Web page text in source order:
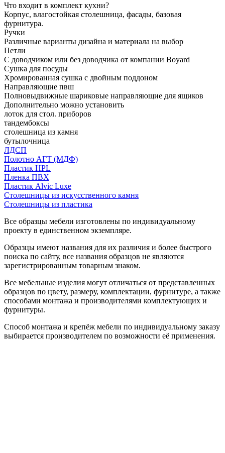
Что входит в комплект кухни?
Корпус, влагостойкая столешница, фасады, базовая
фурнитура.
Ручки
Различные варианты дизайна и материала на выбор
Петли
С доводчиком или без доводчика от компании Boyard
Сушка для посуды
Хромированная сушка с двойным поддоном
Направляющие пвш
Полновыдвижные шариковые направляющие для ящиков
Дополнительно можно установить
лоток для стол. приборов
тандембоксы
столешница из камня
бутылочница
ЛДСП
Полотно АГТ (МДФ)
Пластик HPL
Пленка ПВХ
Пластик Alvic Luxe
Столешницы из искусственного камня
Столешницы из пластика
Все образцы мебели изготовлены по индивидуальному
проекту в единственном экземпляре.
Образцы имеют названия для их различия и более быстрого
поиска по сайту, все названия образцов не являются
зарегистрированным товарным знаком.
Все мебельные изделия могут отличаться от представленных
образцов по цвету, размеру, комплектации, фурнитуре, а также
способами монтажа и производителями комплектующих и
фурнитуры.
Способ монтажа и крепёж мебели по индивидуальному заказу
выбирается производителем по возможности её применения.